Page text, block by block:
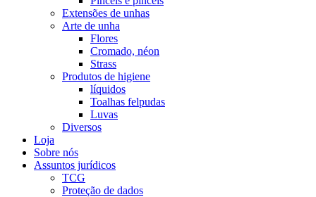
Extensões de unhas
Arte de unha
Flores
Cromado, néon
Strass
Produtos de higiene
líquidos
Toalhas felpudas
Luvas
Diversos
Loja
Sobre nós
Assuntos jurídicos
TCG
Proteção de dados